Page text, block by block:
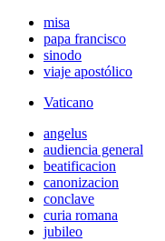
misa
papa francisco
sinodo
viaje apostólico
Vaticano
angelus
audiencia general
beatificacion
canonizacion
conclave
curia romana
jubileo